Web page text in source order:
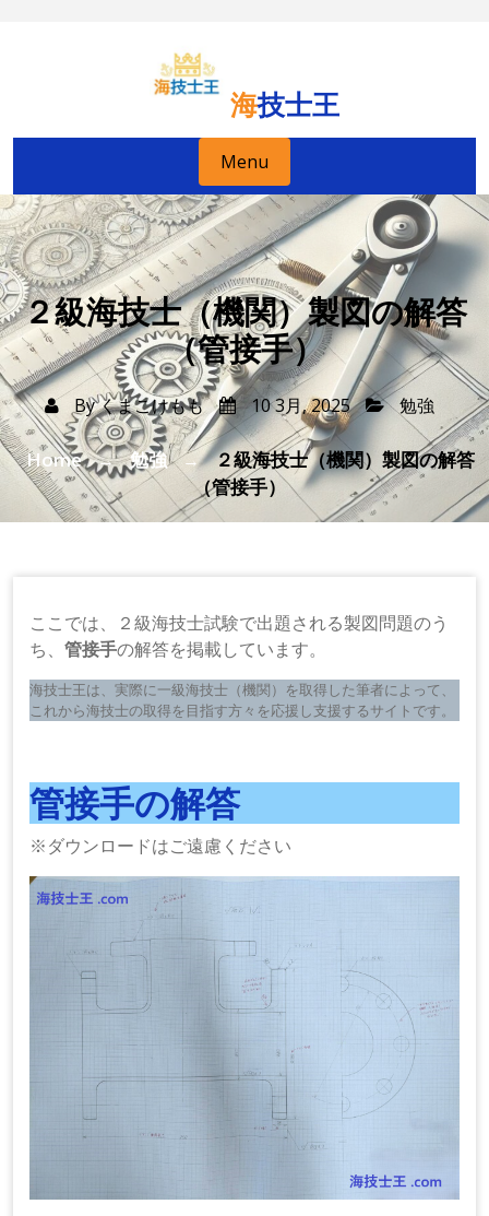
海技士王
Menu
２級海技士（機関）製図の解答
（管接手）
Byくまこけもも 10 3月, 2025 勉強
Home → 勉強 → ２級海技士（機関）製図の解答
（管接手）
ここでは、２級海技士試験で出題される製図問題のう
ち、 管接手の解答を掲載しています。
海技士王は、実際に一級海技士（機関）を取得した筆者によって、
これから海技士の取得を目指す方々を応援し支援するサイトです。
管接手の解答
※ダウンロードはご遠慮ください